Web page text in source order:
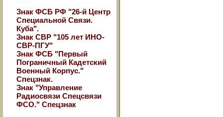
Знак ФСБ РФ "26-й Центр
Специальной Связи.
Куба".
Знак СВР "105 лет ИНО-
СВР-ПГУ"
Знак ФСБ "Первый
Пограничный Кадетский
Военный Корпус."
Спецзнак.
Знак "Управление
Радиосвязи Спецсвязи
ФСО." Спецзнак